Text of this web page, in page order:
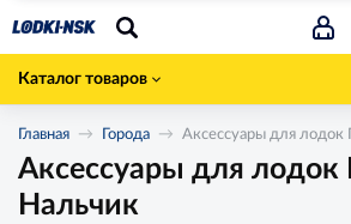
Каталог товаров
Главная Города Аксессуары для
Аксессуары для
Нальчик